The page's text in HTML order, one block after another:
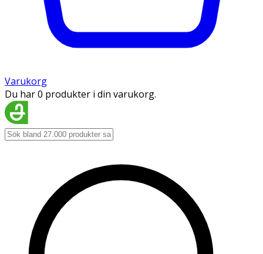
Varukorg
Du har 0 produkter i din varukorg.